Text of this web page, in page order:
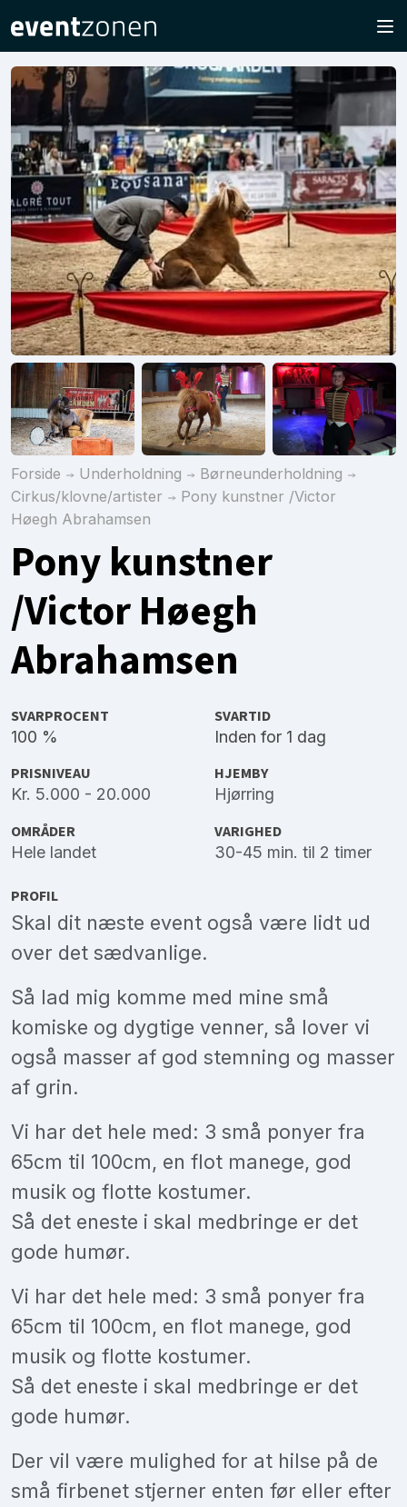
Forside Underholdning
Børneunderholdning
Cirkus/klovne/artister
Pony kunstner /Victor
Høegh Abrahamsen
Pony kunstner
/Victor Høegh
Abrahamsen
SVARPROCENT
100 %
SVARTID
Inden for 1 dag
PRISNIVEAU
Kr. 5.000 - 20.000
HJEMBY
Hjørring
OMRÅDER
Hele landet
VARIGHED
30-45 min. til 2 timer
PROFIL
Skal dit næste event også være lidt ud
over det sædvanlige.
Så lad mig komme med mine små
komiske og dygtige venner, så lover vi
også masser af god stemning og masser
af grin.
Vi har det hele med: 3 små ponyer fra
65cm til 100cm, en flot manege, god
musik og flotte kostumer.
Så det eneste i skal medbringe er det
gode humør.
Vi har det hele med: 3 små ponyer fra
65cm til 100cm, en flot manege, god
musik og flotte kostumer.
Så det eneste i skal medbringe er det
gode humør.
Der vil være mulighed for at hilse på de
små firbenet stjerner enten før eller efter